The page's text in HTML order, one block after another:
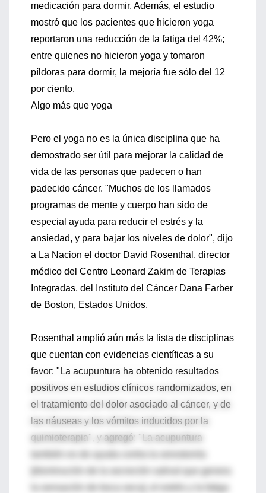
medicación para dormir. Además, el estudio
mostró que los pacientes que hicieron yoga
reportaron una reducción de la fatiga del 42%;
entre quienes no hicieron yoga y tomaron
píldoras para dormir, la mejoría fue sólo del 12
por ciento.
Algo más que yoga
Pero el yoga no es la única disciplina que ha
demostrado ser útil para mejorar la calidad de
vida de las personas que padecen o han
padecido cáncer. "Muchos de los llamados
programas de mente y cuerpo han sido de
especial ayuda para reducir el estrés y la
ansiedad, y para bajar los niveles de dolor", dijo
a La Nacion el doctor David Rosenthal, director
médico del Centro Leonard Zakim de Terapias
Integradas, del Instituto del Cáncer Dana Farber
de Boston, Estados Unidos.
Rosenthal amplió aún más la lista de disciplinas
que cuentan con evidencias científicas a su
favor: "La acupuntura ha obtenido resultados
positivos en estudios clínicos randomizados, en
el tratamiento del dolor asociado al cáncer, y de
las náuseas y los vómitos inducidos por la
quimioterapia", y agregó: "La acupuntura
[disminución de la secreción salival que genera
la sensación de boca seca], el estrés y la fatiga